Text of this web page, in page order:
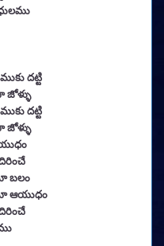
దట్టి
జోళ్ళు
దట్టి
జోళ్ళు
బలం
ఆయుధం